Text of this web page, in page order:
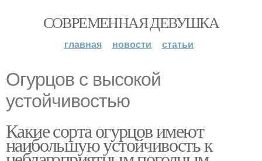
СОВРЕМЕННАЯ ДЕВУШКА
главная новости статьи
Огурцов с высокой
устойчивостью
Какие сорта огурцов имеют
наибольшую устойчивость к